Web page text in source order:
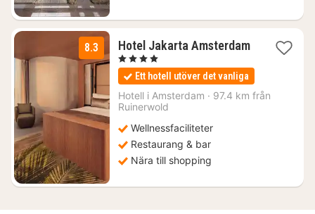
8.3
Hotel Jakarta Amsterdam
1
natt
från
2664
kr.
, 4 Stjärnor
Ett hotell utöver det vanliga
Hotell i Amsterdam · 97.4 km från
Ruinerwold
Wellnessfaciliteter
Restaurang & bar
Nära till shopping